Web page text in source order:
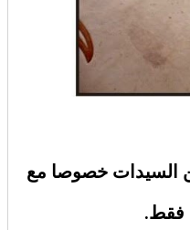
السيدات خصوصا مع
فقط.